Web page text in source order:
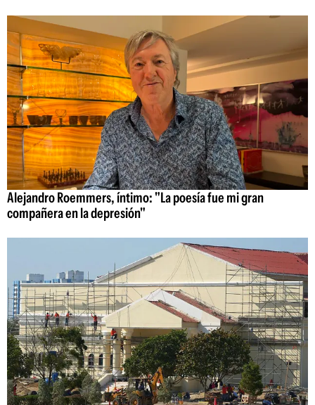
Alejandro Roemmers, íntimo: "La poesía fue mi gran
compañera en la depresión"